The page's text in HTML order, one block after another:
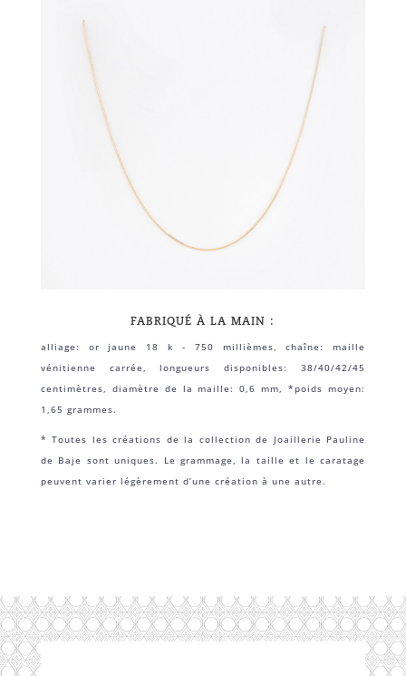
FABRIQUÉ À LA MAIN :
alliage: or jaune 18 k - 750 millièmes, chaîne: maille
vénitienne carrée, longueurs disponibles: 38/40/42/45
centimètres, diamètre de la maille: 0,6 mm, *poids moyen:
1,65 grammes.
* Toutes les créations de la collection de Joaillerie Pauline
de Baje sont uniques. Le grammage, la taille et le caratage
peuvent varier légèrement d’une création à une autre.